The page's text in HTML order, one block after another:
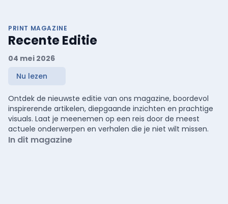
PRINT MAGAZINE
Recente Editie
04 mei 2026
Nu lezen
Ontdek de nieuwste editie van ons magazine, boordevol
inspirerende artikelen, diepgaande inzichten en prachtige
visuals. Laat je meenemen op een reis door de meest
actuele onderwerpen en verhalen die je niet wilt missen.
In dit magazine